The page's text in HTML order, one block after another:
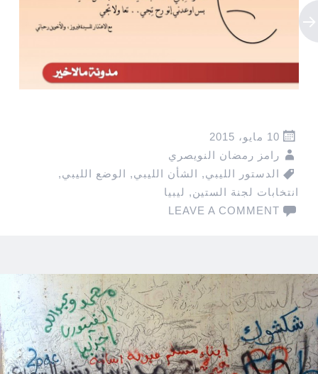
10 مايو، 2015
رامز رمضان النويصري
الدستور الليبي, الشأن الليبي, الوضع الليبي,
انتخابات لجنة الستين, ليبيا
LEAVE A COMMENT